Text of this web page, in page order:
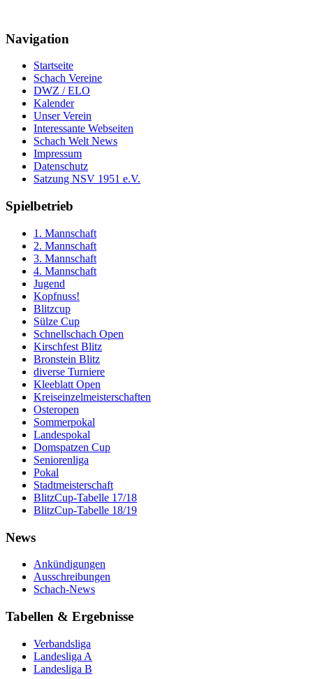
Navigation
Startseite
Schach Vereine
DWZ / ELO
Kalender
Unser Verein
Interessante Webseiten
Schach Welt News
Impressum
Datenschutz
Satzung NSV 1951 e.V.
Spielbetrieb
1. Mannschaft
2. Mannschaft
3. Mannschaft
4. Mannschaft
Jugend
Kopfnuss!
Blitzcup
Sülze Cup
Schnellschach Open
Kirschfest Blitz
Bronstein Blitz
diverse Turniere
Kleeblatt Open
Kreiseinzelmeisterschaften
Osteropen
Sommerpokal
Landespokal
Domspatzen Cup
Seniorenliga
Pokal
Stadtmeisterschaft
BlitzCup-Tabelle 17/18
BlitzCup-Tabelle 18/19
News
Ankündigungen
Ausschreibungen
Schach-News
Tabellen & Ergebnisse
Verbandsliga
Landesliga A
Landesliga B